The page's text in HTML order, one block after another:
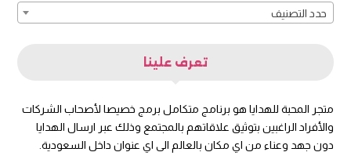
حدد التصنيف
تعرف علينا
متجر المحبة للهدايا هو برنامج متكامل برمج خصيصا لأصحاب الشركات
والأفراد الراغبين بتوثيق علاقاتهم بالمجتمع وذلك عبر ارسال الهدايا
دون جهد وعناء من اي مكان بالعالم الى اي عنوان داخل السعودية.